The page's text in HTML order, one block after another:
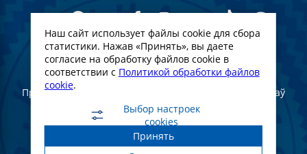
© Футбольны клуб Дынама-Мінск. 2022
Пры поўным або частковым выкарыстанні матэрыялаў
спасылка на афіцыйны сайт ФК "Дынама-Мінск"
абавязковая
Создание и продвижение сайта -
Наш сайт использует файлы cookie для сбора
статистики. Нажав «Принять», вы даете
согласие на обработку файлов cookie в
соответствии с Политикой обработки файлов
cookie.
Выбор настроек
cookies
Принять